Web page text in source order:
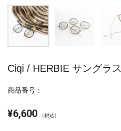
Ciqi / HERBIE サングラス
商品番号：
¥6,600 （税込）